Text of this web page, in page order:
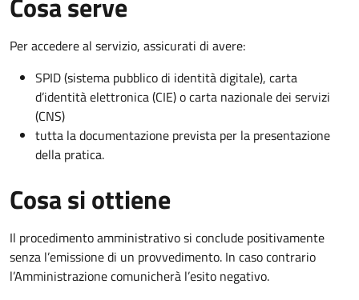
Per accedere al servizio, assicurati di avere:
SPID (sistema pubblico di identità digitale), carta
d’identità elettronica (CIE) o carta nazionale dei servizi
(CNS)
tutta la documentazione prevista per la presentazione
della pratica.
Cosa si ottiene
Il procedimento amministrativo si conclude positivamente
senza l’emissione di un provvedimento. In caso contrario
l’Amministrazione comunicherà l’esito negativo.